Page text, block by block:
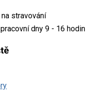
stravování
dny 9 - 16 hodin